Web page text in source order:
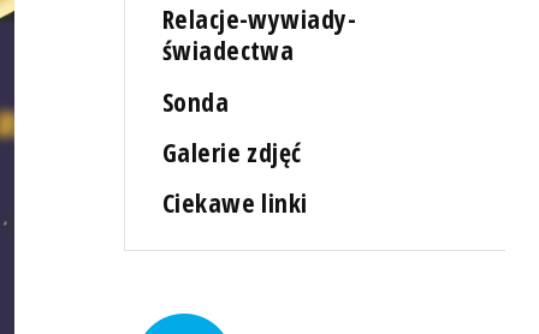
Relacje-wywiady-
świadectwa
Sonda
Galerie zdjęć
Ciekawe linki